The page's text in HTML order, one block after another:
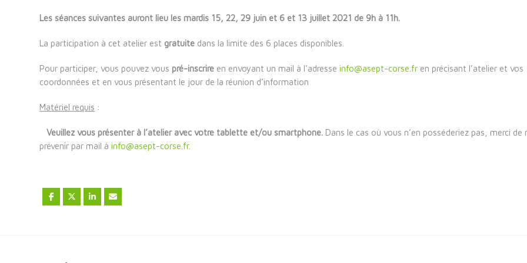
Les séances suivantes auront lieu les mardis 15, 22, 29 juin et 6 et 13 juillet 2021 de 9h à 11h.
La participation à cet atelier est gratuite dans la limite des 6 places disponibles.
Pour participer, vous pouvez vous pré-inscrire en envoyant un mail à l’adresse info@asept-corse.fr en précisant l’atelier et vos
coordonnées et en vous présentant le jour de la réunion d’information
Matériel requis :
Veuillez vous présenter à l’atelier avec votre tablette et/ou smartphone. Dans le cas où vous n’en posséderiez pas, merci de
prévenir par mail à info@asept-corse.fr.